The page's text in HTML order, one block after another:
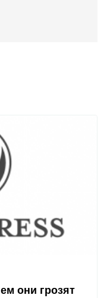
они грозят